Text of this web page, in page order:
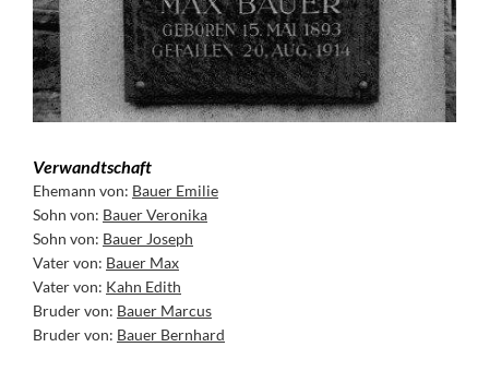
Verwandtschaft
Ehemann von: Bauer Emilie
Sohn von: Bauer Veronika
Sohn von: Bauer Joseph
Vater von: Bauer Max
Vater von: Kahn Edith
Bruder von: Bauer Marcus
Bruder von: Bauer Bernhard